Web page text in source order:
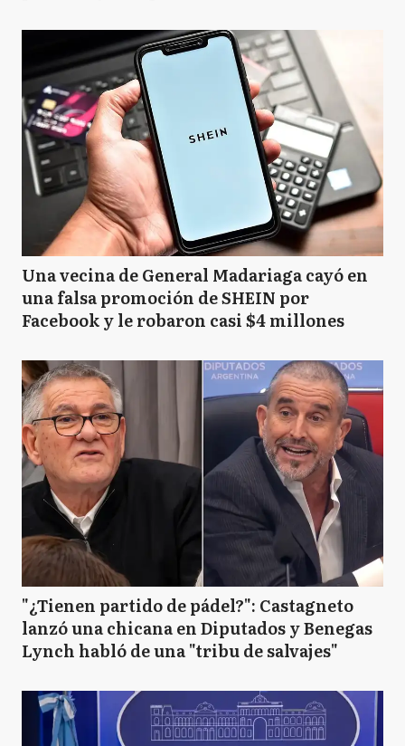
Una vecina de General Madariaga cayó en
una falsa promoción de SHEIN por
Facebook y le robaron casi $4 millones
"¿Tienen partido de pádel?": Castagneto
lanzó una chicana en Diputados y Benegas
Lynch habló de una "tribu de salvajes"